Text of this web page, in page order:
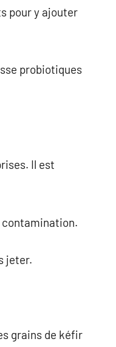
pour y ajouter
probiotiques
Il est
contamination.
jeter.
grains de kéfir